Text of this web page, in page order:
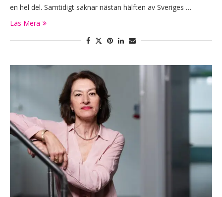
en hel del. Samtidigt saknar nästan hälften av Sveriges …
Läs Mera